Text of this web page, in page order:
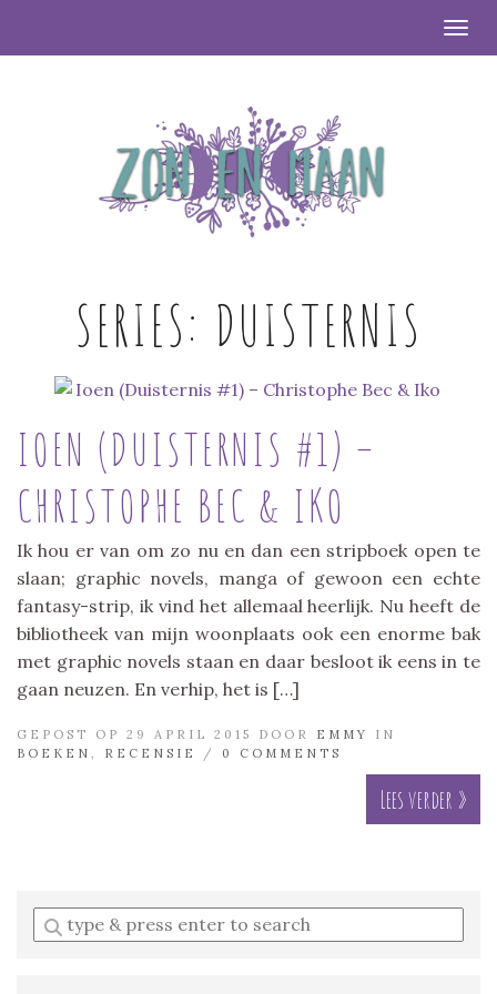
SERIES: DUISTERNIS
IOEN (DUISTERNIS #1) –
CHRISTOPHE BEC & IKO
Ik hou er van om zo nu en dan een stripboek open te
slaan; graphic novels, manga of gewoon een echte
fantasy-strip, ik vind het allemaal heerlijk. Nu heeft de
bibliotheek van mijn woonplaats ook een enorme bak
met graphic novels staan en daar besloot ik eens in te
gaan neuzen. En verhip, het is […]
GEPOST OP 29 APRIL 2015 DOOR EMMY
IN
BOEKEN
RECENSIE / 0 COMMENTS
Lees verder »
Enter
a